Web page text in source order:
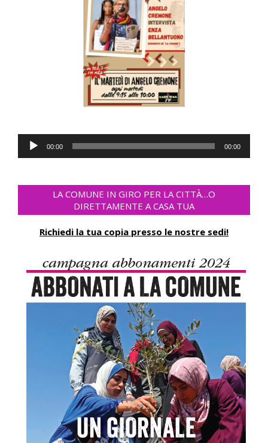
Audio
Player
00:00 00:00
LA COMUNE IN GIRO PER LA CITTÀ…O
DIRETTAMENTE A CASA TUA
Richiedi la tua copia presso le nostre sedi!